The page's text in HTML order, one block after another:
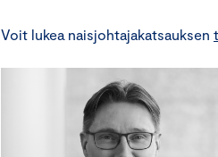
Voit lukea naisjohtajakatsauksen